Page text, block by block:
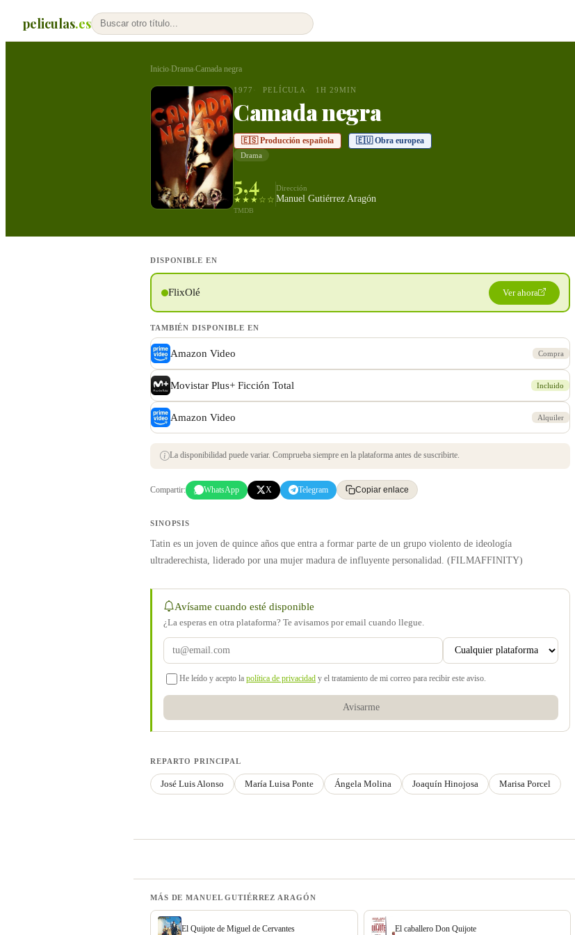
peliculas.es
Inicio›Drama›Camada negra
1977 PELÍCULA 1H 29MIN
Camada negra
🇪🇸 Producción española 🇪🇺 Obra europea
Drama
5,4
★★★☆☆
TMDB
Dirección
Manuel Gutiérrez Aragón
DISPONIBLE EN
FlixOlé Ver ahora
TAMBIÉN DISPONIBLE EN
Amazon Video Compra
Movistar Plus+ Ficción Total Incluido
Amazon Video Alquiler
La disponibilidad puede variar. Comprueba siempre en la plataforma antes de suscribirte.
Compartir: WhatsApp X Telegram Copiar enlace
SINOPSIS
Tatin es un joven de quince años que entra a formar parte de un grupo violento de ideología
ultraderechista, liderado por una mujer madura de influyente personalidad. (FILMAFFINITY)
Avísame cuando esté disponible
¿La esperas en otra plataforma? Te avisamos por email cuando llegue.
He leído y acepto la política de privacidad y el tratamiento de mi correo para recibir este aviso.
Avisarme
REPARTO PRINCIPAL
José Luis Alonso María Luisa Ponte Ángela Molina Joaquín Hinojosa Marisa Porcel
MÁS DE MANUEL GUTIÉRREZ ARAGÓN
El Quijote de Miguel de Cervantes El caballero Don Quijote